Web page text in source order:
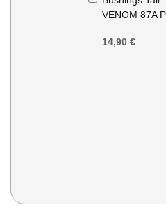
VENOM 87A
14,90 €
al
Carrello